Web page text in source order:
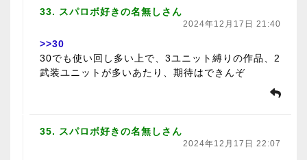
33. スパロボ好きの名無しさん
2024年12月17日 21:40
>>30
30でも使い回し多い上で、3ユニット縛りの作品、2
武装ユニットが多いあたり、期待はできんぞ
35. スパロボ好きの名無しさん
2024年12月17日 22:07